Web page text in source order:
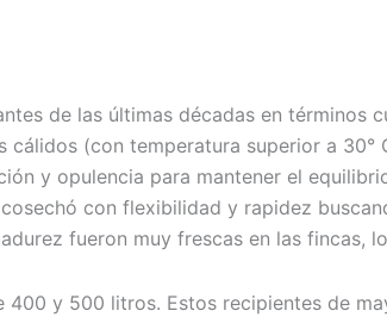
de las últimas décadas en
(con temperatura superior a
y opulencia para mantener el
con flexibilidad y rapidez
fueron muy frescas en las fincas,
y 500 litros. Estos recipientes de